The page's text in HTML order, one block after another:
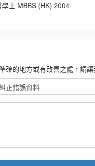
士 MBBS (HK) 2004
確的地方或有改善之處，請讓